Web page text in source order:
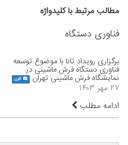
مطالب مرتبط با کلیدواژه
فناوری دستگاه
برگزاری رویداد تانا با موضوع توسعه
فناوری دستگاه فرش ماشینی در
نمایشگاه فرش ماشینی تهران گالری
۲۷ مهر ۱۴۰۳
ادامه مطلب